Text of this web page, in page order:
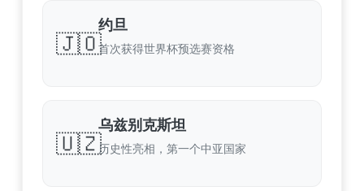
🇯🇴
约旦
首次获得世界杯预选赛资格
🇺🇿
乌兹别克斯坦
历史性亮相，第一个中亚国家